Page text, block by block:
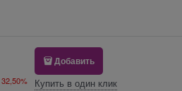
32,50%
Добавить
Купить в один клик